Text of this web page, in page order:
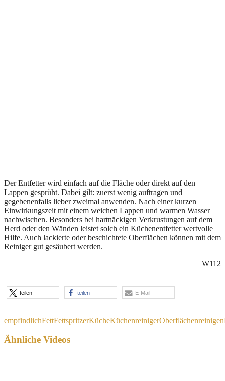
Der Entfetter wird einfach auf die Fläche oder direkt auf den
Lappen gesprüht. Dabei gilt: zuerst wenig auftragen und
gegebenenfalls lieber zweimal anwenden. Nach einer kurzen
Einwirkungszeit mit einem weichen Lappen und warmen Wasser
nachwischen. Besonders bei hartnäckigen Verkrustungen auf dem
Herd oder den Wänden leistet solch ein Küchenentfetter wertvolle
Hilfe. Auch lackierte oder beschichtete Oberflächen können mit dem
Reiniger gut gesäubert werden.
W112
teilen teilen E-Mail
empfindlichFettFettspritzerKücheKüchenreinigerOberflächenreinigen
Ähnliche Videos